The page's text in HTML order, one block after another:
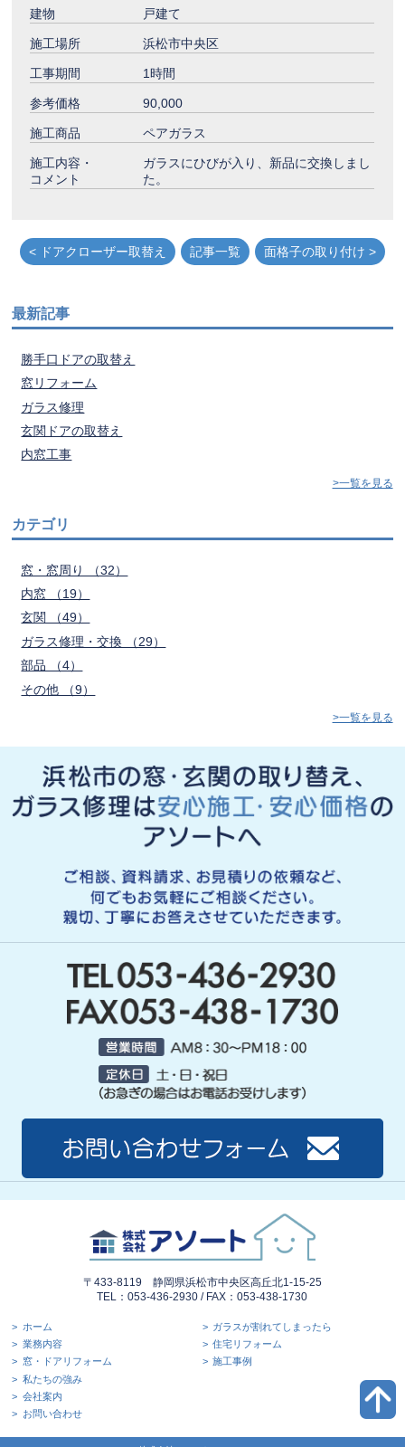
建物 戸建て
施工場所 浜松市中央区
工事期間 1時間
参考価格 90,000
施工商品 ペアガラス
施工内容・
コメント
ガラスにひびが入り、新品に交換しまし
た。
< ドアクローザー取替え 記事一覧 面格子の取り付け >
最新記事
勝手口ドアの取替え
窓リフォーム
ガラス修理
玄関ドアの取替え
内窓工事
>一覧を見る
カテゴリ
窓・窓周り （32）
内窓 （19）
玄関 （49）
ガラス修理・交換 （29）
部品 （4）
その他 （9）
>一覧を見る
〒433-8119 静岡県浜松市中央区高丘北1-15-25
TEL：053-436-2930 / FAX：053-438-1730
ホーム
業務内容
窓・ドアリフォーム
ガラスが割れてしまったら
住宅リフォーム
施工事例
私たちの強み
会社案内
お問い合わせ